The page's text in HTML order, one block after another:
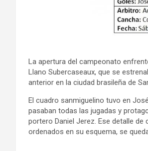
La apertura del campeonato
Llano Subercaseaux, que se
anterior en la ciudad brasileña de
El cuadro sanmiguelino tuvo en
pasaban todas las jugadas y
portero Daniel Jerez. Ese detalle
ordenados en su esquema, se